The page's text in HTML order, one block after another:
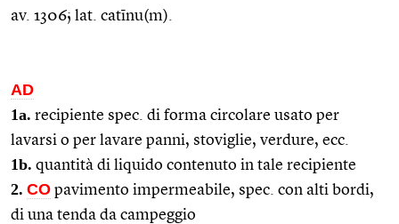
av. 1306; lat. catīnu(m).
AD
1a. recipiente spec. di forma circolare usato per
lavarsi o per lavare panni, stoviglie, verdure, ecc.
1b. quantità di liquido contenuto in tale recipiente
2. CO pavimento impermeabile, spec. con alti bordi,
di una tenda da campeggio